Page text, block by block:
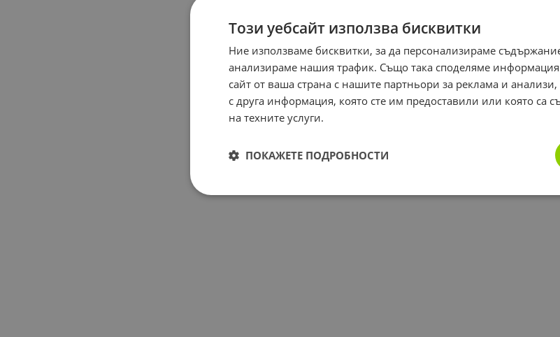
Този уебсайт използва бисквитки
Ние използваме бисквитки, за да персонализираме
анализираме нашия трафик. Също така споделяме
сайт от ваша страна с нашите партньори за реклама и
с друга информация, която сте им предоставили или която са
на техните услуги.
ПОКАЖЕТЕ ПОДРОБНОСТИ